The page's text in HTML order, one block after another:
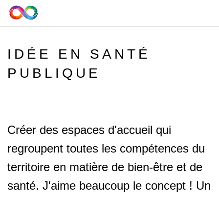
IDÉE EN SANTÉ
PUBLIQUE
Créer des espaces d'accueil qui
regroupent toutes les compétences du
territoire en matière de bien-être et de
santé. J'aime beaucoup le concept ! Un